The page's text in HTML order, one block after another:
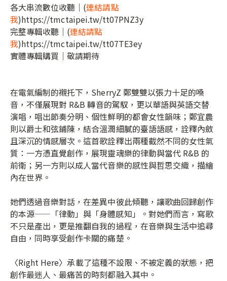
各大串流數位收聽｜(連結請點
我)https://tmctaipei.tw/tt07PNZ3y
完整專輯收聽｜(連結請點
我)https://tmctaipei.tw/tt07TE3ey
實體專輯購買｜敬請期待
在電氣編制的襯托下，SherryZ 鄭雙雙以張力十足的嗓
音，不僅展現對 R&B 轉音的駕馭，更以華語與英語交替
演唱，唱出節奏分明、個性鮮明的都會女性韻味；鄭宜農
則以爵士和弦鋪陳，結合溫潤細膩的臺語語感，詮釋內斂
且深沉的情感層次。這首歌詮釋出兩種截然不同的女性氣
質：一方憑直覺創作，展現靈魂樂的律動與當代 R&B 的
前衛；另一方則以成人當代音樂的感性與哲思交織，描繪
內在世界。
她們透過音樂對話，在差異中彼此傾聽，讓歌曲回歸創作
的本源——「律動」與「身體感知」。對她們而言，寫歌
不只是產出，更是推翻自我的過程，在音樂與生活中追尋
自由，同時享受創作卡關的痛楚。
〈Right Here〉承載了這種不設限、不被定義的狀態，把
創作最迷人、最痛苦的時刻都融入其中。